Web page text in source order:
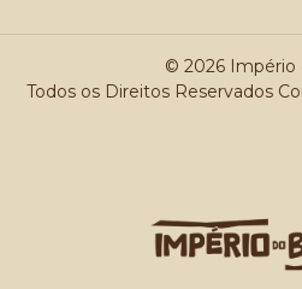
© 2026 Império
Todos os Direitos Reservados